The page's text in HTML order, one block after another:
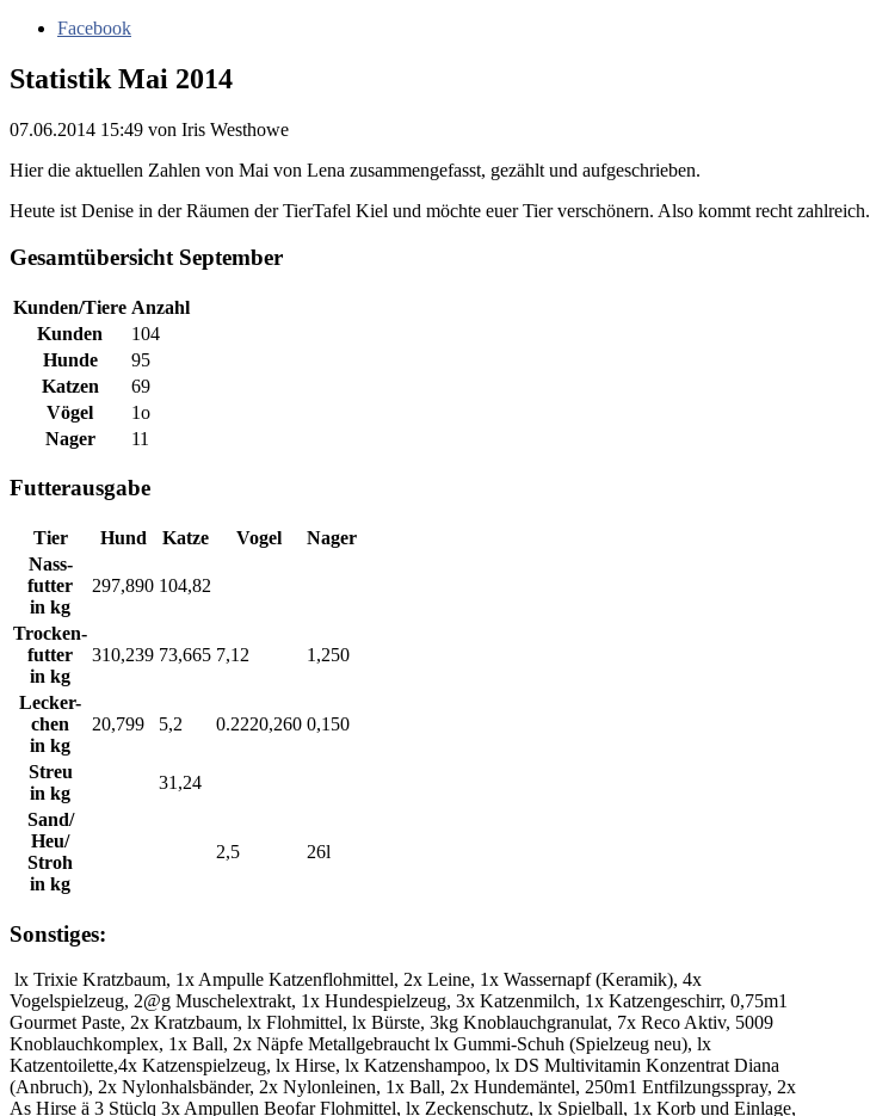
Facebook
Statistik Mai 2014
07.06.2014 15:49 von Iris Westhowe
Hier die aktuellen Zahlen von Mai von Lena zusammengefasst, gezählt und aufgeschrieben.
Heute ist Denise in der Räumen der TierTafel Kiel und möchte euer Tier verschönern. Also kommt recht zahlreich.
Gesamtübersicht September
Kunden/Tiere Anzahl
Kunden
104
Hunde
95
Katzen
69
Vögel
1o
Nager
11
Futterausgabe
Tier Hund Katze Vogel
Nager
Nass-
futter
in kg
297,890 104,82
Trocken-
futter
in kg
310,239 73,665 7,12 1,250
Lecker-
chen
in kg
20,799 5,2 0.2220,260 0,150
Streu
in kg
31,24
Sand/
Heu/
Stroh
in kg
2,5 26l
Sonstiges:
lx Trixie Kratzbaum, 1x Ampulle Katzenflohmittel, 2x Leine, 1x Wassernapf (Keramik), 4x
Vogelspielzeug, 2@g Muschelextrakt, 1x Hundespielzeug, 3x Katzenmilch, 1x Katzengeschirr, 0,75m1
Gourmet Paste, 2x Kratzbaum, lx Flohmittel, lx Bürste, 3kg Knoblauchgranulat, 7x Reco Aktiv, 5009
Knoblauchkomplex, 1x Ball, 2x Näpfe Metallgebraucht lx Gummi-Schuh (Spielzeug neu), lx
Katzentoilette,4x Katzenspielzeug, lx Hirse, lx Katzenshampoo, lx DS Multivitamin Konzentrat Diana
(Anbruch), 2x Nylonhalsbänder, 2x Nylonleinen, 1x Ball, 2x Hundemäntel, 250m1 Entfilzungsspray, 2x
As Hirse ä 3 Stüclq 3x Ampullen Beofar Flohmittel, lx Zeckenschutz, lx Spielball, 1x Korb und Einlage,